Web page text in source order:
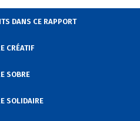
DANS CE RAPPORT
CRÉATIF
SOBRE
SOLIDAIRE